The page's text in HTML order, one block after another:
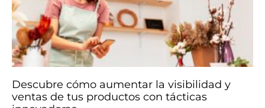
Descubre cómo aumentar la visibilidad y
ventas de tus productos con tácticas